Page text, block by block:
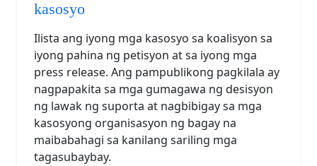
kasosyo
Ilista ang iyong mga kasosyo sa koalisyon sa
iyong pahina ng petisyon at sa iyong mga
press release. Ang pampublikong pagkilala ay
nagpapakita sa mga gumagawa ng desisyon
ng lawak ng suporta at nagbibigay sa mga
kasosyong organisasyon ng bagay na
maibabahagi sa kanilang sariling mga
tagasubaybay.